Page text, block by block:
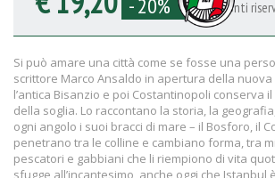
- 20% Sconti
Si può amare una città come se fosse una
scrittore Marco Ansaldo in apertura della nuova
l’antica Bisanzio e poi Costantinopoli conserva
della soglia. Lo raccontano la storia, la
ogni angolo i suoi bracci di mare – il Bosforo, il
penetrano tra le colline e cambiano forma, tra
pescatori e gabbiani che li riempiono di vita
sfugge all’incantesimo, anche oggi che Istanbul